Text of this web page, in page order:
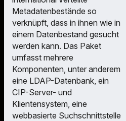
Metadatenbestände so
verknüpft, dass in ihnen wie in
einem Datenbestand gesucht
werden kann. Das Paket
umfasst mehrere
Komponenten, unter anderem
eine LDAP-Datenbank, ein
CIP-Server- und
Klientensystem, eine
webbasierte Suchschnittstelle